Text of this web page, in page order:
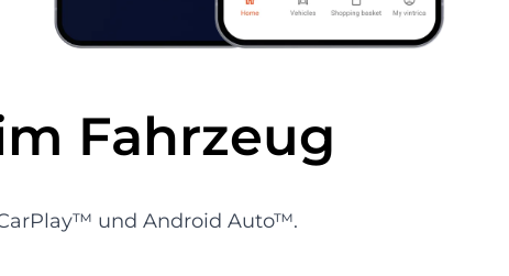
Fahrzeug
und Android Auto™.